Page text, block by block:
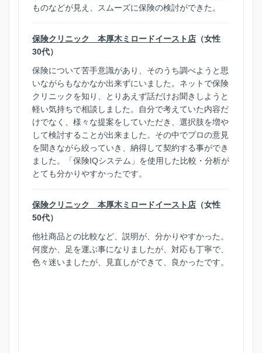
ものなどが見え、スムーズに保険の検討ができた。
保険クリニック 本厚木ミロードイースト店 （女性
30代）
保険について苦手意識があり、そのうち調べようと思
いながらもなかなか出来ずにいました。ネットで保険
クリニックを知り、とりあえず話だけお聞きしようと
軽い気持ちで相談しました。自分で考えていた内容だ
けでなく、様々な提案をしていただき、選択肢を増や
して検討することが出来ました。その中でプロの意見
を聞きながら絞っていき、納得して契約する事ができ
ました。「保険IQシステム」を使用した比較・分析が
とても分かりやすかったです。
保険クリニック 本厚木ミロードイースト店 （女性
50代）
他社商品との比較など、説明が、分かりやすかった。
何度か、足を運ぶ事になりましたが、対応も丁寧で、
色々迷いましたが、見直しができて、良かったです。